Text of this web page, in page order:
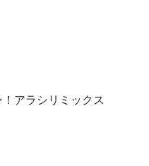
アラシリミックス